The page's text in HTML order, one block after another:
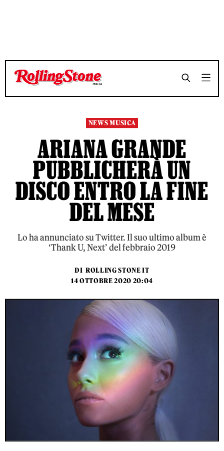
TEMPO DI LETTURA 2 MINUTI SHARE
TEMPO DI LETTURA 2 MINUTI SHARE
NEWS MUSICA
ARIANA GRANDE
PUBBLICHERÀ UN
DISCO ENTRO LA FINE
DEL MESE
Lo ha annunciato su Twitter. Il suo ultimo album è
‘Thank U, Next’ del febbraio 2019
DI ROLLING STONE IT
14 OTTOBRE 2020 20:04